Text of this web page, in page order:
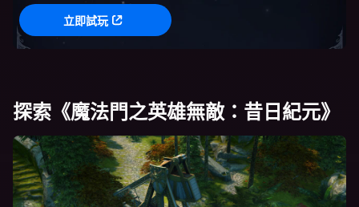
立即試玩
探索《魔法門之英雄無敵：昔日紀元》